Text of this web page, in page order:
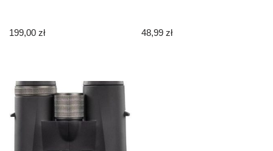
199,00 zł 48,99zł